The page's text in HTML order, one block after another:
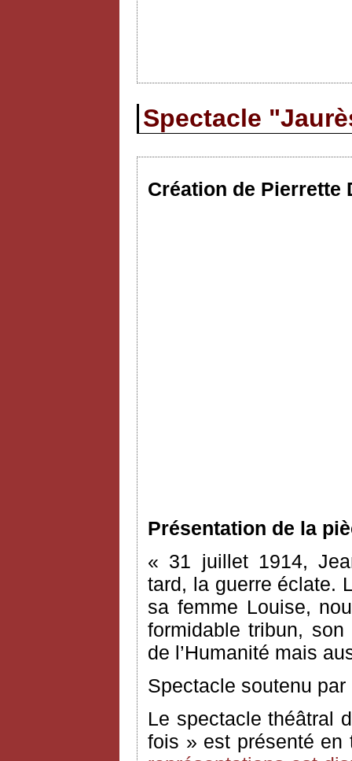
Spectacle
Création de Pierrette
Présentation de la
« 31 juillet 1914,
tard, la guerre éclate.
sa femme Louise,
formidable tribun,
de l’Humanité mais
Spectacle soutenu
Le spectacle théâtral
fois » est présenté en